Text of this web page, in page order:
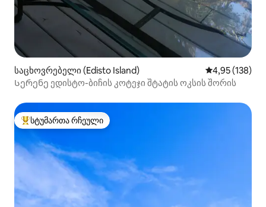
საცხოვრებელი (Edisto Island) საშუალო
4,95 (138)
Სერენე ედისტო-ბიჩის კოტეჯი შტატის ოკსის შორის
სტუმართა რჩეული მოწინავე ვარიანტი
სტუმართა რჩეული